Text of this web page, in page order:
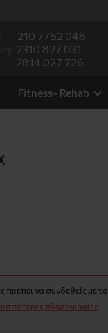
210 7752 048
2310 827 031
2814 027 726
Fitness- Rehab
πρέπει να συνδεθείς με το
πληροφορίες